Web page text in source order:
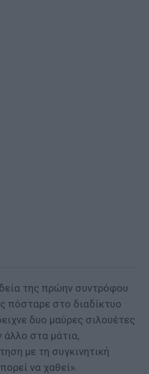
της πρώην συντρόφου
πόσταρε στο διαδίκτυο
δυο μαύρες σιλουέτες
άλλο στα μάτια,
με τη συγκινητική
να χαθεί».